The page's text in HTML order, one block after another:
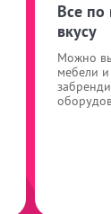
Все
вкусу
Можно
мебели